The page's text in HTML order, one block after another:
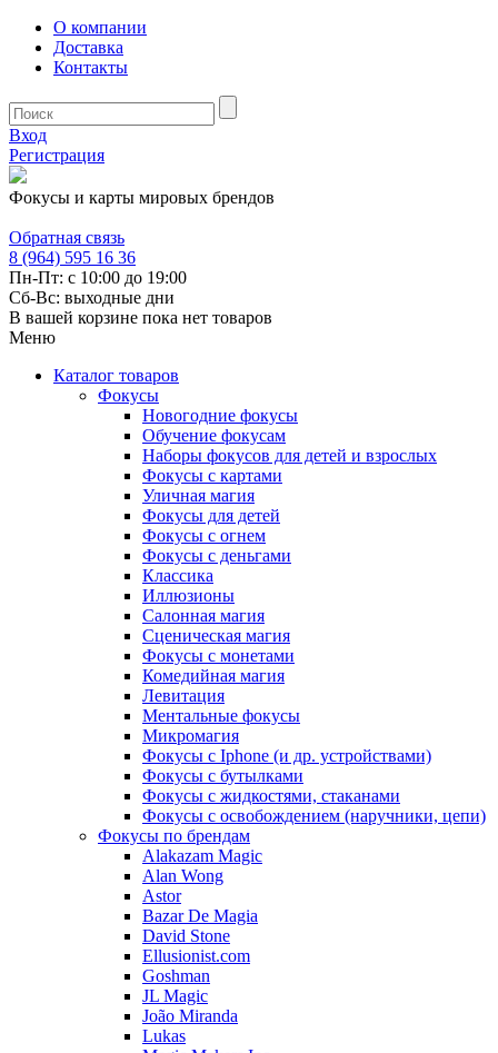
О компании
Доставка
Контакты
Вход
Регистрация
Фокусы и карты мировых брендов
Обратная связь
8 (964) 595 16 36
Пн-Пт: с 10:00 до 19:00
Сб-Вс: выходные дни
В вашей корзине пока нет товаров
Меню
Каталог товаров
Фокусы
Новогодние фокусы
Обучение фокусам
Наборы фокусов для детей и взрослых
Фокусы с картами
Уличная магия
Фокусы для детей
Фокусы с огнем
Фокусы с деньгами
Классика
Иллюзионы
Салонная магия
Сценическая магия
Фокусы с монетами
Комедийная магия
Левитация
Ментальные фокусы
Микромагия
Фокусы с Iphone (и др. устройствами)
Фокусы с бутылками
Фокусы с жидкостями, стаканами
Фокусы с освобождением (наручники, цепи)
Фокусы по брендам
Alakazam Magic
Alan Wong
Astor
Bazar De Magia
David Stone
Ellusionist.com
Goshman
JL Magic
João Miranda
Lukas